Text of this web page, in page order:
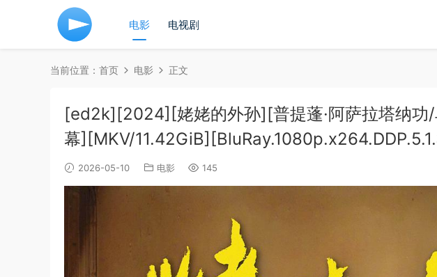
电影 电视剧
当前位置： 首页 电影 正文
[ed2k][2024][姥姥的外孙][普提蓬·阿萨拉塔纳功
幕][MKV/
2026-05-10 电影 145